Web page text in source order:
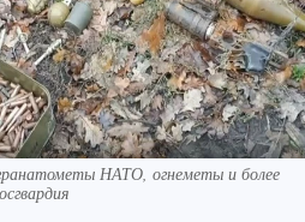
НАТО, огнеметы и более